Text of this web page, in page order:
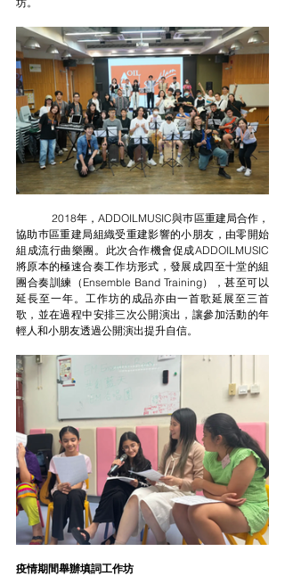
2018年，ADDOILMUSIC與巿區重建局合作，
協助巿區重建局組織受重建影響的小朋友，由零開始
組成流行曲樂團。此次合作機會促成ADDOILMUSIC
將原本的極速合奏工作坊形式，發展成四至十堂的組
團合奏訓練（Ensemble Band Training），甚至可以
延長至一年。工作坊的成品亦由一首歌延展至三首
歌，並在過程中安排三次公開演出，讓參加活動的年
輕人和小朋友透過公開演出提升自信。
疫情期間舉辦填詞工作坊